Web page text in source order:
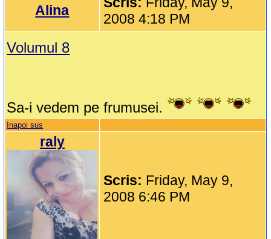
Alina
2008 4:18 PM
Volumul 8
Sa-i vedem pe frumusei.
Inapoi sus
raly
Scris: Friday, May 9,
2008 6:46 PM